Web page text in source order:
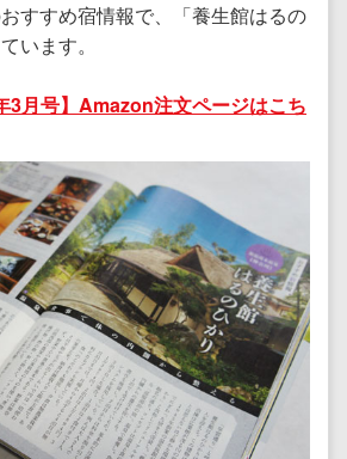
すすめ宿情報で、「養生館はるの
います。
3月号】Amazon注文ページはこち